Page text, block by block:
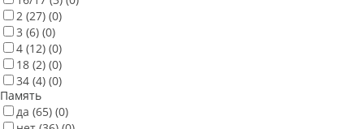
2 (27) (0)
3 (6) (0)
4 (12) (0)
18 (2) (0)
34 (4) (0)
Память
да (65) (0)